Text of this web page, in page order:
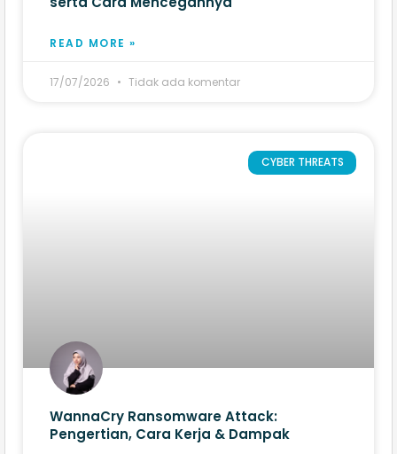
READ MORE »
17/07/2026 Tidak ada komentar
CYBER THREATS
WannaCry Ransomware Attack:
Pengertian, Cara Kerja & Dampak